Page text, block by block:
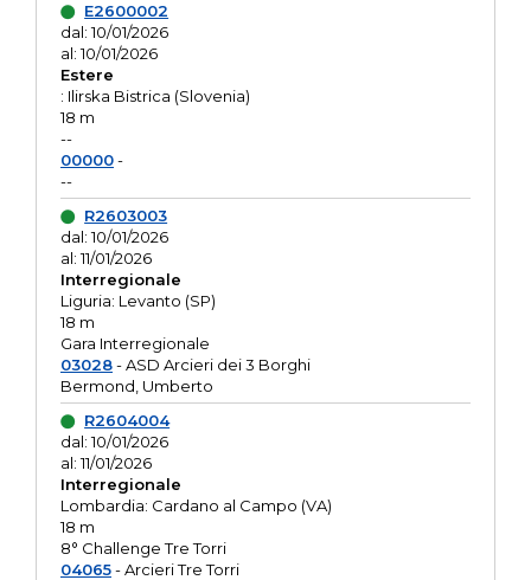
E2600002
dal: 10/01/2026
al: 10/01/2026
Estere
: Ilirska Bistrica (Slovenia)
18 m
--
00000-
--
R2603003
dal: 10/01/2026
al: 11/01/2026
Interregionale
Liguria: Levanto (SP)
18 m
Gara Interregionale
03028- ASD Arcieri dei 3 Borghi
Bermond, Umberto
R2604004
dal: 10/01/2026
al: 11/01/2026
Interregionale
Lombardia: Cardano al Campo (VA)
18 m
8° Challenge Tre Torri
04065- Arcieri Tre Torri